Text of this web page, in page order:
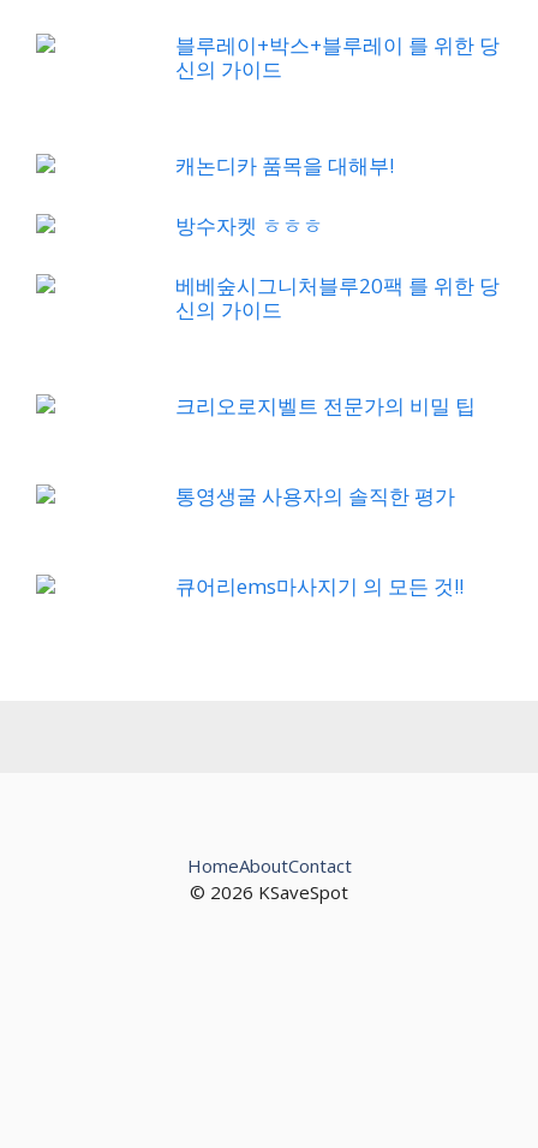
블루레이+박스+블루레이 를 위한 당
신의 가이드
캐논디카 품목을 대해부!
방수자켓 ㅎㅎㅎ
베베숲시그니처블루20팩 를 위한 당
신의 가이드
크리오로지벨트 전문가의 비밀 팁
통영생굴 사용자의 솔직한 평가
큐어리ems마사지기 의 모든 것!!
© 2026 KSaveSpot
HomeAboutContact